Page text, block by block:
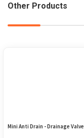
Other Products
Mini Anti Drain - Drainage Valve